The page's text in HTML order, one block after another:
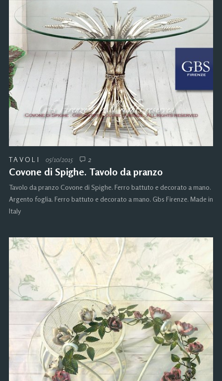
TAVOLI 05/10/2015 2
Covone di Spighe. Tavolo da pranzo
Tavolo da pranzo Covone di Spighe. Ferro battuto e decorato a mano.
Argento foglia. Ferro battuto e decorato a mano. Gbs Firenze. Made in
Italy